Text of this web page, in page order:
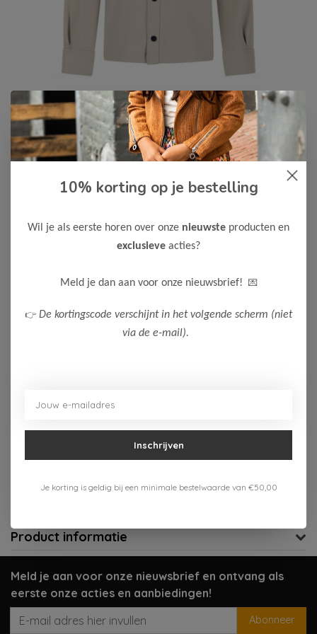
Le Chic Garçon -50%
EVILO
Maak een keuze:
Aan verlanglijst toevoegen
Gratis verzenden vanaf 75,-
Verzenden 1-3 werkdagen
Product informatie
Meld je aan voor onze nieuwsbrief en ontvang als
eerste onze acties en aanbiedingen!
Abonneer
10% korting op je bestelling
Wil je als eerste horen over onze nieuwste producten en
exclusieve acties?
Meld je dan aan voor onze nieuwsbrief! 💌
👉 De kortingscode verschijnt in het volgende scherm (niet
via de e-mail).
Inschrijven
Je korting is geldig bij een minimale bestelwaarde van €50,00